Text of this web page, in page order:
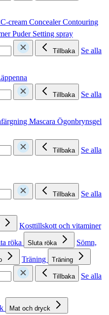
cream ConcealerContouring
Puder Setting spray
Tillbaka
Se alla
Tillbaka
Se alla
Mascara Ögonbrynsgel
Tillbaka
Se alla
Tillbaka
Se alla
Kosttillskott och vitaminer
röka Sluta röka
Sömn,
Träning Träning
Tillbaka
Se alla
Mat och dryck